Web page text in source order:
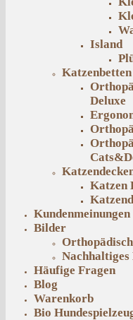
Island
Katzenbetten
Deluxe
Katzen
Kundenmeinungen
Bilder
Häufige Fragen
Blog
Warenkorb
Bio